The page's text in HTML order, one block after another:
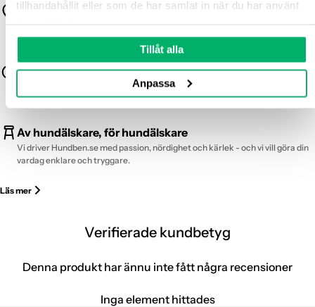
tillhandahållit eller som de har samlat in när du har använt
Tillåt alla
Anpassa
Trygghet först
själva vill ge våra hundar.
Nära & noga
Vi samarbetar med småskaliga svenska och nordiska tillverkare som värnar
om kvalitet och djurvälfärd.
Av hundälskare, för hundälskare
Vi driver Hundben.se med passion, nördighet och kärlek - och vi vill göra din
vardag enklare och tryggare.
Läs mer
Verifierade kundbetyg
Denna produkt har ännu inte fått några recensioner
Inga element hittades